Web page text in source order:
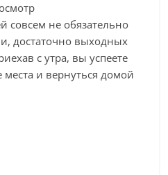
совсем не обязательно
достаточно выходных
с утра, вы успеете
и вернуться домой